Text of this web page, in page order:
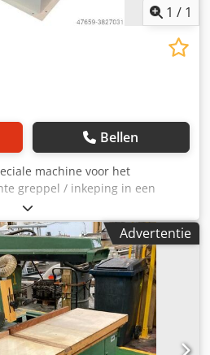
1 / 1
Bellen
machine voor het
greppel / inkeping in een
gebruikt in het
tuinmeubelen, schuur, dak truss
ook worden gebruikt voor
van dragers van het dak
Standaard de machine is
pneumatische werkstuk
demper
een vloeiende lijn actie de
kogellagers verkeer op
Advertentie